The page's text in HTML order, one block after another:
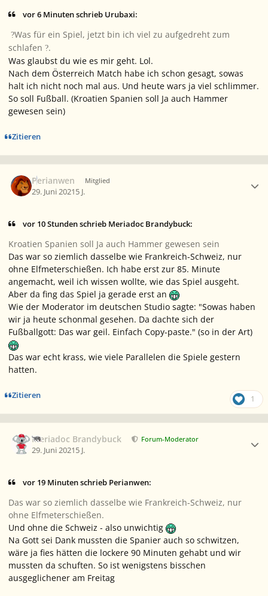
vor 6 Minuten schrieb Urubaxi:
?Was für ein Spiel, jetzt bin ich viel zu aufgedreht zum
schlafen ?.
Was glaubst du wie es mir geht. Lol.
Nach dem Österreich Match habe ich schon gesagt, sowas
halt ich nicht noch mal aus. Und heute wars ja viel schlimmer.
So soll Fußball. (Kroatien Spanien soll Ja auch Hammer
gewesen sein)
Zitieren
Perianwen Mitglied
29. Juni 20215 J.
vor 10 Stunden schrieb Meriadoc Brandybuck:
Kroatien Spanien soll Ja auch Hammer gewesen sein
Das war so ziemlich dasselbe wie Frankreich-Schweiz, nur
ohne Elfmeterschießen. Ich habe erst zur 85. Minute
angemacht, weil ich wissen wollte, wie das Spiel ausgeht.
Aber da fing das Spiel ja gerade erst an
Wie der Moderator im deutschen Studio sagte: "Sowas haben
wir ja heute schonmal gesehen. Da dachte sich der
Fußballgott: Das war geil. Einfach Copy-paste." (so in der Art)
Das war echt krass, wie viele Parallelen die Spiele gestern
hatten.
Zitieren 1
Meriadoc Brandybuck Forum-Moderator
29. Juni 20215 J.
vor 19 Minuten schrieb Perianwen:
Das war so ziemlich dasselbe wie Frankreich-Schweiz, nur
ohne Elfmeterschießen.
Und ohne die Schweiz - also unwichtig
Na Gott sei Dank mussten die Spanier auch so schwitzen,
wäre ja fies hätten die lockere 90 Minuten gehabt und wir
mussten da schuften. So ist wenigstens bisschen
ausgeglichener am Freitag